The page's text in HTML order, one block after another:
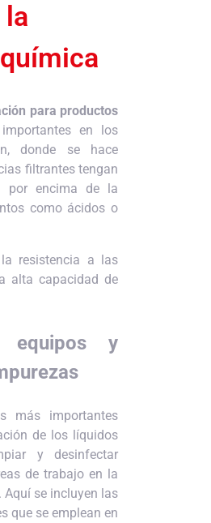
para productos
en los
donde se hace
filtrantes tengan
por encima de la
como ácidos o
resistencia a las
alta capacidad de
equipos y
más importantes
de los líquidos
y desinfectar
de trabajo en la
se incluyen las
que se emplean en